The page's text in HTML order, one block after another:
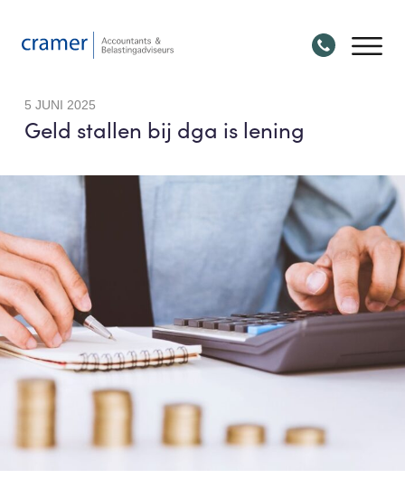
5 JUNI 2025
Geld stallen bij dga is lening